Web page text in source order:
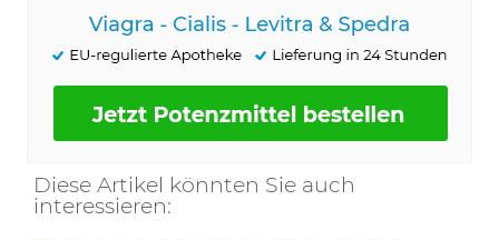
Diese Artikel könnten Sie auch
interessieren: